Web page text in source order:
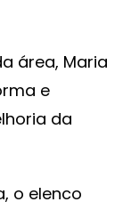
área, Maria
e
da
o elenco